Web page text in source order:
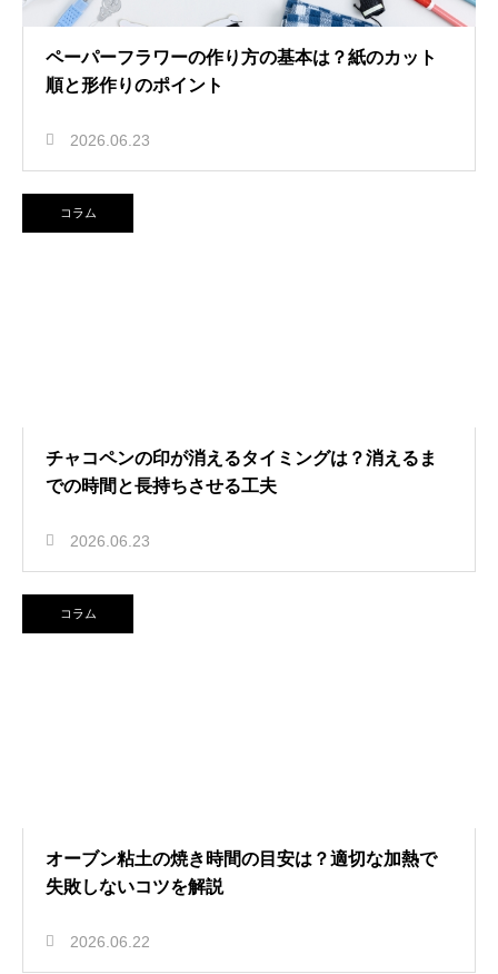
ペーパーフラワーの作り方の基本は？紙のカット
順と形作りのポイント
2026.06.23
コラム
チャコペンの印が消えるタイミングは？消えるま
での時間と長持ちさせる工夫
2026.06.23
コラム
オーブン粘土の焼き時間の目安は？適切な加熱で
失敗しないコツを解説
2026.06.22